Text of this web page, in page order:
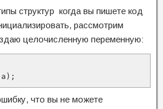
структур когда вы пишете код
рассмотрим
целочисленную переменную:
что вы не можете